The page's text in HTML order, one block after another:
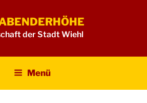
der Stadt Wiehl
Menü